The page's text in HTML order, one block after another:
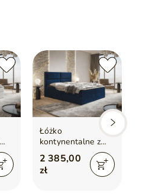
Łóżko
kontynentalne z
pojemnikiem na
pościel 120x200
Hera
2 385,00
zł